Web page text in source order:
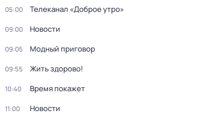
05:00 Телеканал «Доброе утро»
09:00 Новости
09:05 Модный приговор
09:55 Жить здорово!
10:40 Время покажет
11:00 Новости